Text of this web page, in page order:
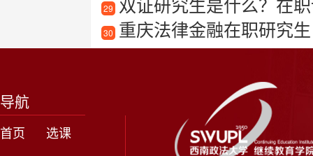
29
30 重庆法律金融在职研究生
导航
首页
选课